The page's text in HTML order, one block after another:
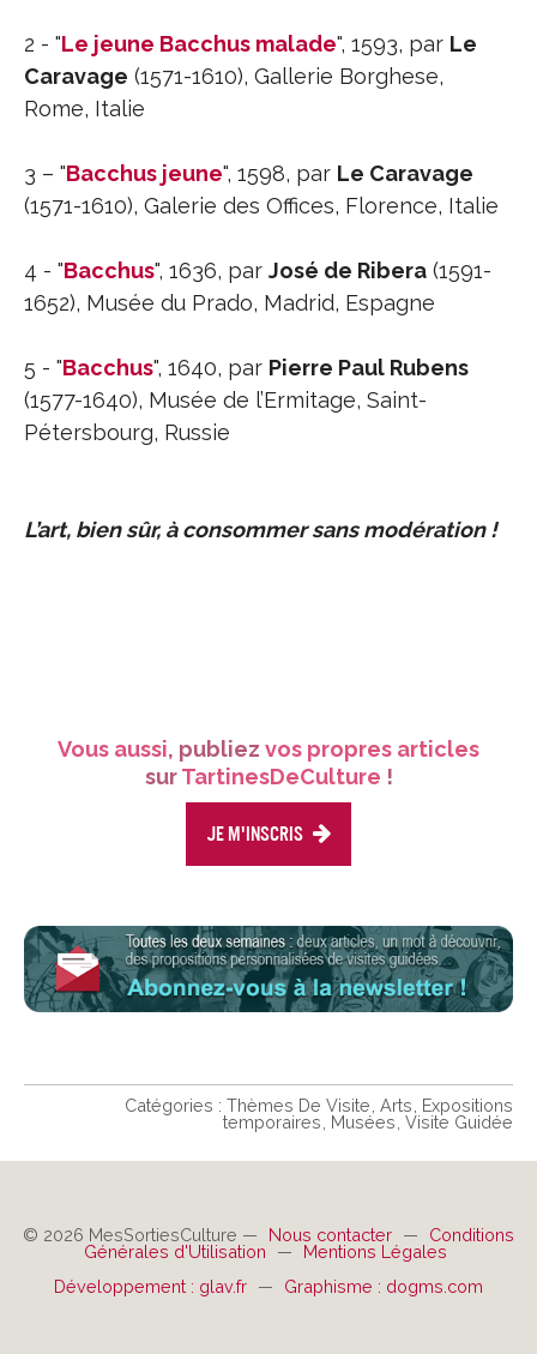
2 - "Le jeune Bacchus malade", 1593, par Le
Caravage (1571-1610), Gallerie Borghese,
Rome, Italie
3 – "Bacchus jeune", 1598, par Le Caravage
(1571-1610), Galerie des Offices, Florence, Italie
4 - "Bacchus", 1636, par José de Ribera (1591-
1652), Musée du Prado, Madrid, Espagne
5 - "Bacchus", 1640, par Pierre Paul Rubens
(1577-1640), Musée de l’Ermitage, Saint-
Pétersbourg, Russie
L’art, bien sûr, à consommer sans modération !
Vous aussi, publiez vos propres articles
surTartinesDeCulture !
Je m'inscris
Catégories : Thèmes De Visite Arts Expositions
temporaires Musées Visite Guidée
© 2026 MesSortiesCulture — Nous contacter —
Conditions
Générales d'Utilisation
—
Mentions Légales
Développement : glav.fr — Graphisme : dogms.com